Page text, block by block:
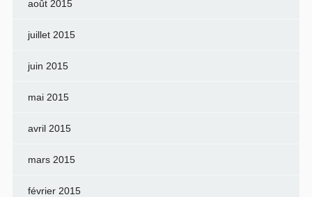
août 2015
juillet 2015
juin 2015
mai 2015
avril 2015
mars 2015
février 2015